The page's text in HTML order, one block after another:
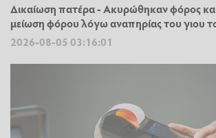
Δικαίωση πατέρα - Ακυρώθηκαν φόρος
μείωση φόρου λόγω αναπηρίας του γιου
2026-08-05 03:16:01